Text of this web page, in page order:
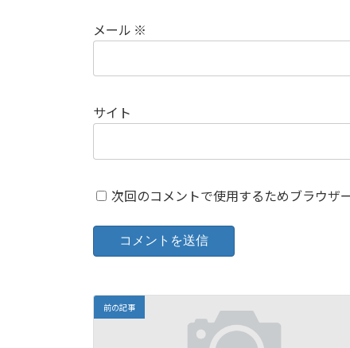
メール ※
サイト
次回のコメントで使用するためブラウザ
前の記事